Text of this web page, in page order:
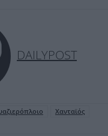
DAILYPOST
Χανταϊός